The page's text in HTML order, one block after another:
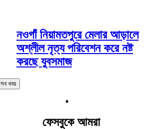
নওগাঁ নিয়ামতপুরে মেলার আড়ালে
অশ্লীল নৃত্য পরিবেশন করে নষ্ট
করছে যুবসমাজ
সব খবর
ফেসবুকে আমরা